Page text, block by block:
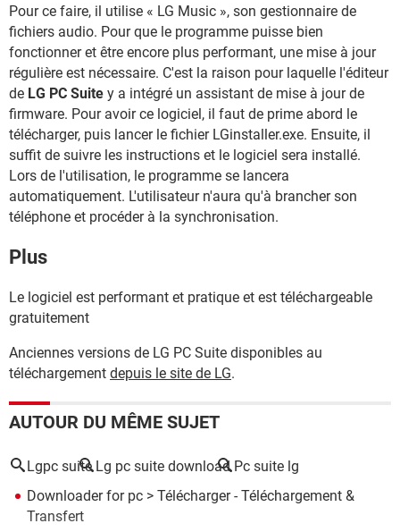
Pour ce faire, il utilise « LG Music », son gestionnaire de
fichiers audio. Pour que le programme puisse bien
fonctionner et être encore plus performant, une mise à jour
régulière est nécessaire. C'est la raison pour laquelle l'éditeur
de LG PC Suite y a intégré un assistant de mise à jour de
firmware. Pour avoir ce logiciel, il faut de prime abord le
télécharger, puis lancer le fichier LGinstaller.exe. Ensuite, il
suffit de suivre les instructions et le logiciel sera installé.
Lors de l'utilisation, le programme se lancera
automatiquement. L'utilisateur n'aura qu'à brancher son
téléphone et procéder à la synchronisation.
Plus
Le logiciel est performant et pratique et est téléchargeable
gratuitement
Anciennes versions de LG PC Suite disponibles au
téléchargement depuis le site de LG.
AUTOUR DU MÊME SUJET
Lgpc suite Lg pc suite download Pc suite lg
Downloader for pc > Télécharger - Téléchargement &
Transfert